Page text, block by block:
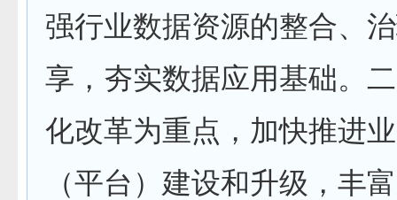
强行业数据资源的整合、
享，夯实数据应用基础。
化改革为重点，加快推进
（平台）建设和升级，丰